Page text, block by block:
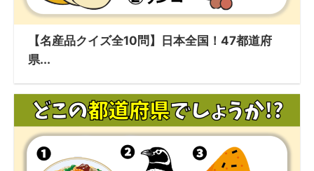
【名産品クイズ全10問】日本全国！47都道府
県...